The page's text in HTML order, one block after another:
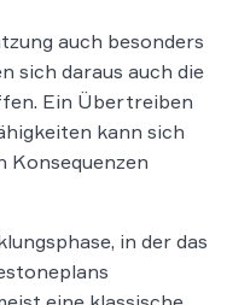
auch besonders
sich daraus auch die
Ein Übertreiben
kann sich
Konsequenzen
in der das